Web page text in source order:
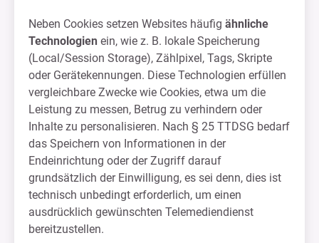
Neben Cookies setzen Websites häufig ähnliche
Technologien ein, wie z. B. lokale Speicherung
(Local/Session Storage), Zählpixel, Tags, Skripte
oder Gerätekennungen. Diese Technologien erfüllen
vergleichbare Zwecke wie Cookies, etwa um die
Leistung zu messen, Betrug zu verhindern oder
Inhalte zu personalisieren. Nach § 25 TTDSG bedarf
das Speichern von Informationen in der
Endeinrichtung oder der Zugriff darauf
grundsätzlich der Einwilligung, es sei denn, dies ist
technisch unbedingt erforderlich, um einen
ausdrücklich gewünschten Telemediendienst
bereitzustellen.